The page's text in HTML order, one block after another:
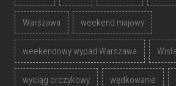
Warszawa weekend majowy
weekendowy wypad Warszawa Wisła
wyciąg orczykowy wędkowanie